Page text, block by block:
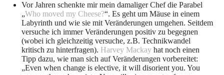
Vor Jahren schenkte mir mein damaliger Chef die Parabel
„Who moved my Cheese?“. Es geht um Mäuse in einem
Labyrinth und wie sie mit Veränderungen umgehen. Seitdem
versuche ich immer Veränderungen positiv zu begegnen
(wobei ich gleichzeitig versuche, z.B. Technikwandel
kritisch zu hinterfragen). Harvey Mackay hat noch einen
Tipp dazu, wie man sich auf Veränderungen vorbereitet:
„Even when change is elective, it will disorient you. You